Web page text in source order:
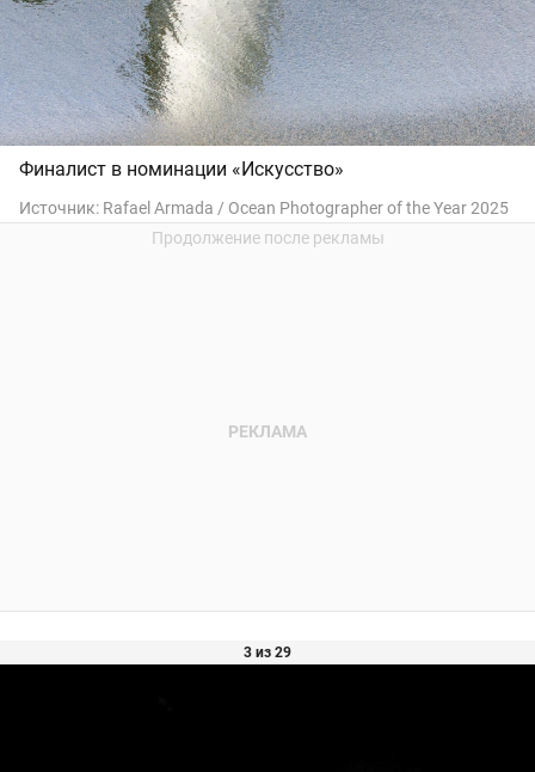
Финалист в номинации «Искусство»
Источник: Rafael Armada / Ocean Photographer of the Year 2025
3 из 29